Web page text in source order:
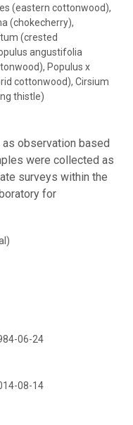
(eastern cottonwood),
(chokecherry),
(crested
angustifolia
Populus x
cottonwood), Cirsium
thistle)
observation based
were collected as
surveys within the
for
06-24
08-14